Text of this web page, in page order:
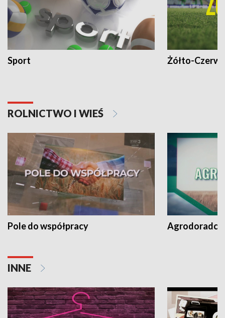
Sport Żółto-
ROLNICTWO I WIEŚ
Pole do współpracy Agrodoradcy
INNE